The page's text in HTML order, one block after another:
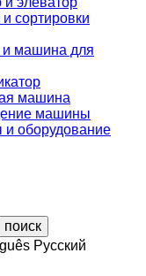
сортировки
и машина для
машина
машины
оборудование
поиск
Pусский